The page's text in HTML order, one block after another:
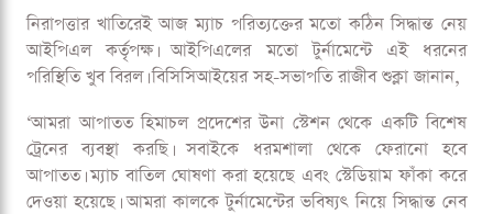
উইকেটের পতন হয়। ঠিক সেই সময় হঠাৎ করে একটি ফ্লাডলাইট
নিভে যায়। প্রথমে দর্শকরা ভেবেছিলেন কোনও যান্ত্রিক গোলযোগ। কিন্তু
কিছুক্ষণের মধ্যেই আরও দুটি লাইট টাওয়ার নিভে যায়।
গ্যালারিতে তখন আতঙ্কের পরিবেশ তৈরি হয়। দ্রুত দর্শকদের স্টেডিয়াম
খালি করতে বলা হয়। বর্তমান পরিস্থিতিতে প্রশ্ন উঠছে, আইপিএল
সম্পূর্ণ ভাবে বাতিল হয়ে যেতে পারে? বিসিসিআই এই বিষয়টি নিয়েও
আলোচনা করছে আইপিএল ম্যানেজমেন্ট।